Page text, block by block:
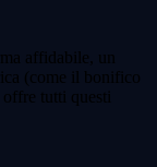
affidabile, un
(come il bonifico
tutti questi